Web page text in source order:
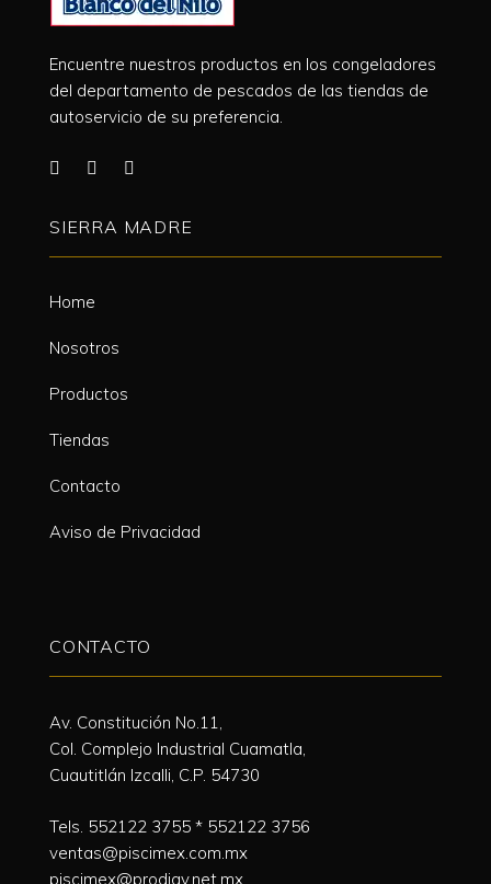
Encuentre nuestros productos en los congeladores
del departamento de pescados de las tiendas de
autoservicio de su preferencia.
SIERRA MADRE
Home
Nosotros
Productos
Tiendas
Contacto
Aviso de Privacidad
CONTACTO
Av. Constitución No.11,
Col. Complejo Industrial Cuamatla,
Cuautitlán Izcalli, C.P. 54730
Tels. 552122 3755 * 552122 3756
ventas@piscimex.com.mx
piscimex@prodigy.net.mx